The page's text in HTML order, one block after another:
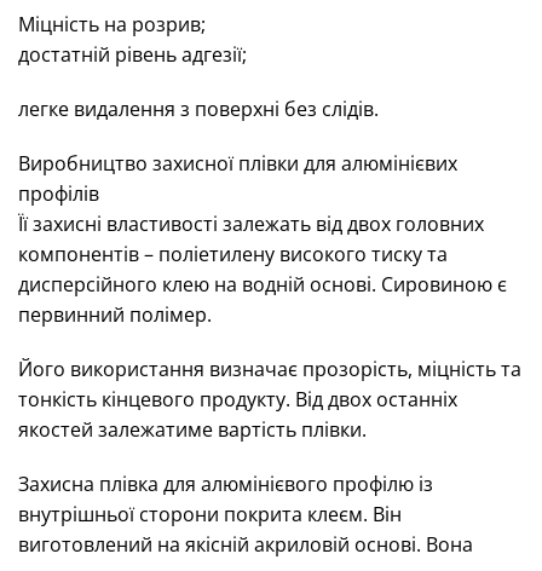
Міцність на розрив;
достатній рівень адгезії;
легке видалення з поверхні без слідів.
Виробництво захисної плівки для алюмінієвих
профілів
Її захисні властивості залежать від двох головних
компонентів – поліетилену високого тиску та
дисперсійного клею на водній основі. Сировиною є
первинний полімер.
Його використання визначає прозорість, міцність та
тонкість кінцевого продукту. Від двох останніх
якостей залежатиме вартість плівки.
Захисна плівка для алюмінієвого профілю із
внутрішньої сторони покрита клеєм. Він
виготовлений на якісній акриловій основі. Вона